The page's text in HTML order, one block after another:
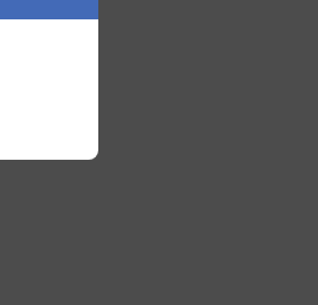
平均施工単価: 1,339,333 円